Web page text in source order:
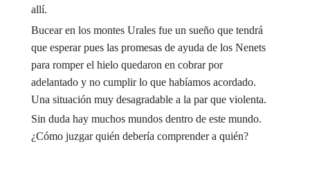
allí.
Bucear en los montes Urales fue un sueño que tendrá
que esperar pues las promesas de ayuda de los Nenets
para romper el hielo quedaron en cobrar por
adelantado y no cumplir lo que habíamos acordado.
Una situación muy desagradable a la par que violenta.
Sin duda hay muchos mundos dentro de este mundo.
¿Cómo juzgar quién debería comprender a quién?